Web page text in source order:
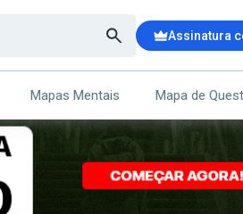
Assinatura
CARRINHO DE
ITENS (00)
Mapas Mentais Mapa de